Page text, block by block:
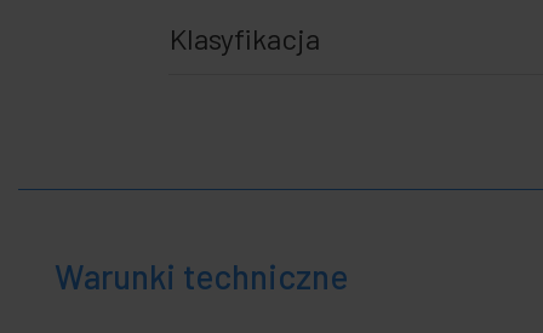
Klasyfikacja
Warunki techniczne